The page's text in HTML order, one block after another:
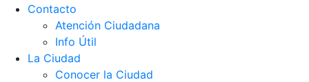
Contacto
Atención Ciudadana
Info Útil
La Ciudad
Conocer la Ciudad